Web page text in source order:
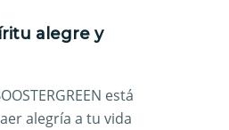
alegre y
está
alegría a tu vida